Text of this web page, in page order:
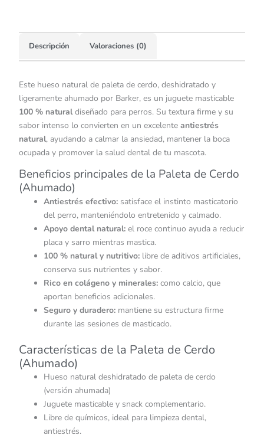
Descripción Valoraciones (0)
Este hueso natural de paleta de cerdo, deshidratado y
ligeramente ahumado por Barker, es un juguete masticable
100 % naturaldiseñado para perros. Su textura firme y su
sabor intenso lo convierten en un excelente antiestrés
natural, ayudando a calmar la ansiedad, mantener la boca
ocupada y promover la salud dental de tu mascota.
Beneficios principales de la Paleta de Cerdo
(Ahumado)
Antiestrés efectivo: satisface el instinto masticatorio
del perro, manteniéndolo entretenido y calmado.
Apoyo dental natural: el roce continuo ayuda a reducir
placa y sarro mientras mastica.
100 % natural y nutritivo: libre de aditivos artificiales,
conserva sus nutrientes y sabor.
Rico en colágeno y minerales: como calcio, que
aportan beneficios adicionales.
Seguro y duradero: mantiene su estructura firme
durante las sesiones de masticado.
Características de la Paleta de Cerdo
(Ahumado)
Hueso natural deshidratado de paleta de cerdo
(versión ahumada)
Juguete masticable y snack complementario.
Libre de químicos, ideal para limpieza dental,
antiestrés.